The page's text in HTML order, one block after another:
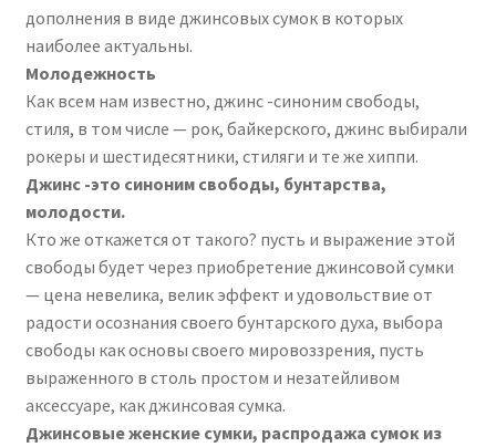
дополнения в виде джинсовых сумок в которых
наиболее актуальны.
Молодежность
Как всем нам известно, джинс -синоним свободы,
стиля, в том числе — рок, байкерского, джинс выбирали
рокеры и шестидесятники, стиляги и те же хиппи.
Джинс -это синоним свободы, бунтарства,
молодости.
Кто же откажется от такого? пусть и выражение этой
свободы будет через приобретение джинсовой сумки
— цена невелика, велик эффект и удовольствие от
радости осознания своего бунтарского духа, выбора
свободы как основы своего мировоззрения, пусть
выраженного в столь простом и незатейливом
аксессуаре, как джинсовая сумка.
Джинсовые женские сумки, распродажа сумок из